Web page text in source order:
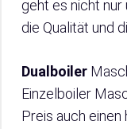
geht es nicht nur
die Qualität und
Dualboiler
Einzelboiler
Preis auch